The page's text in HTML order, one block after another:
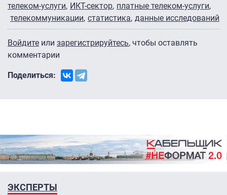
телеком-услуги
ИКТ-сектор платные телеком-услуги
телекоммуникации статистика данные исследований
Войдите или зарегистрируйтесь, чтобы оставлять
комментарии
Поделиться:
ЭКСПЕРТЫ